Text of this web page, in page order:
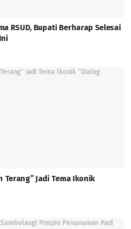
RSUD, Bupati Berharap Selesai
Terang” Jadi Tema Ikonik